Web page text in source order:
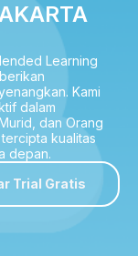
Learning
Kami
dalam
dan Orang
kualitas
depan.
Trial Gratis